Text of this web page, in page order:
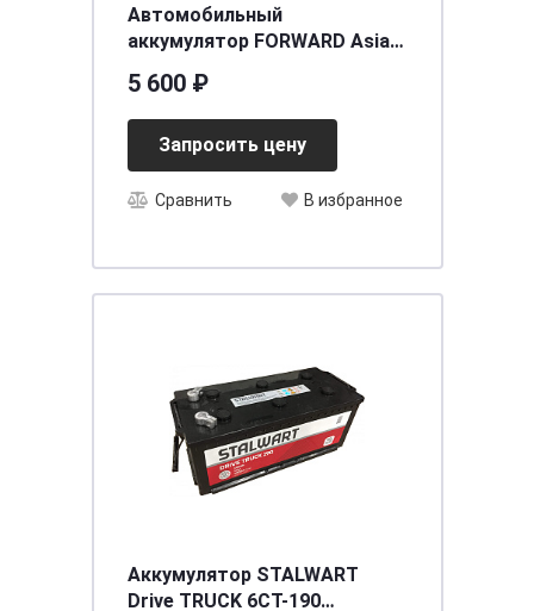
Автомобильный
аккумулятор FORWARD Asia
5 600 ₽
Запросить цену
Сравнить В избранное
Аккумулятор STALWART
Drive TRUCK 6СТ-190